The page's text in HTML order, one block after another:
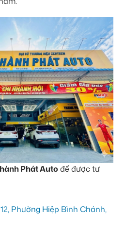
Phát Auto để được tư
Phường Hiệp Bình Chánh,